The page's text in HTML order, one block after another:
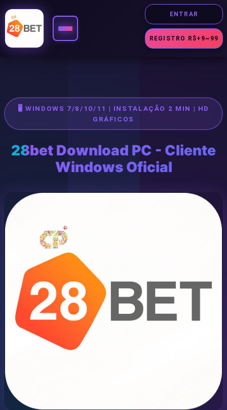
ENTRAR
REGISTRO R$+9~99
Slot
Cassino
Fortune
🖥️ WINDOWS 7/8/10/11 | INSTALAÇÃO 2 MIN | HD
GRÁFICOS
28bet Download PC - Cliente
Windows Oficial